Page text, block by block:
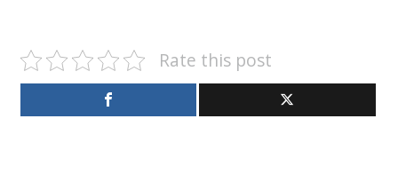
Rate this post